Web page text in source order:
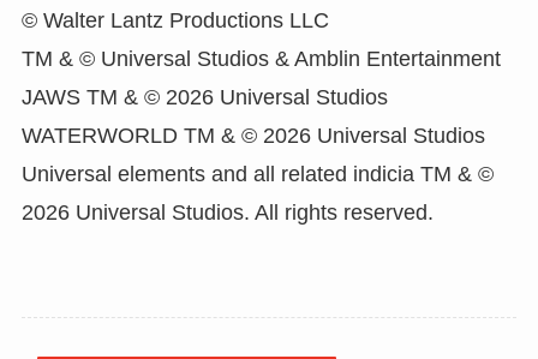
© Walter Lantz Productions LLC
TM & © Universal Studios & Amblin Entertainment
JAWS TM & © 2026 Universal Studios
WATERWORLD TM & © 2026 Universal Studios
Universal elements and all related indicia TM & ©
2026 Universal Studios. All rights reserved.